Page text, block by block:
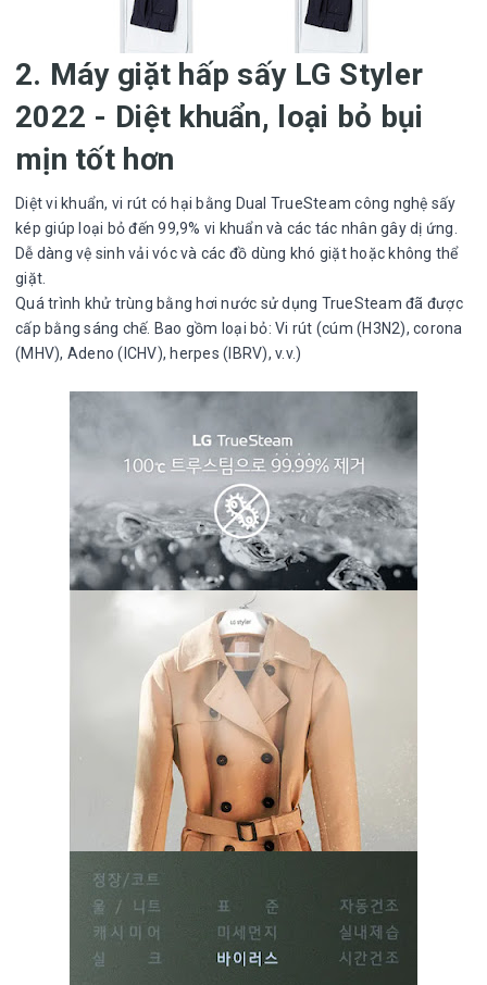
2. Máy giặt hấp sấy LG Styler
2022 - Diệt khuẩn, loại bỏ bụi
mịn tốt hơn
Diệt vi khuẩn, vi rút có hại bằng Dual TrueSteam công nghệ sấy
kép giúp loại bỏ đến 99,9% vi khuẩn và các tác nhân gây dị ứng.
Dễ dàng vệ sinh vải vóc và các đồ dùng khó giặt hoặc không thể
giặt.
Quá trình khử trùng bằng hơi nước sử dụng TrueSteam đã được
cấp bằng sáng chế. Bao gồm loại bỏ: Vi rút (cúm (H3N2), corona
(MHV), Adeno (ICHV), herpes (IBRV), v.v.)